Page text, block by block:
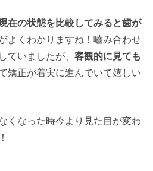
在の状態を比較してみると歯が
よくわかりますね！嚙み合わせ
ていましたが、 客観的に見ても
矯正が着実に進んでいて嬉しい
くなった時今より見た目が変わ